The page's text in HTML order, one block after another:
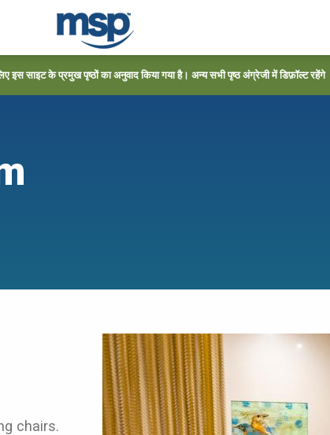
इस साइट के प्रमुख पृष्ठों का अनुवाद किया गया है। अन्य सभी पृष्ठ अंग्रेजी में डिफ़ॉल्ट रहेंगे
chairs.